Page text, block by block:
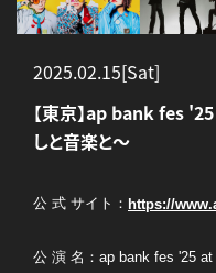
2025.02.15[Sat]
【東京】ap bank fes
しと音楽と～
公 式 サイト： https://
公 演 名：ap bank fes '25